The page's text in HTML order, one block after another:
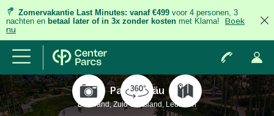
Zomervakantie Last Minutes: vanaf €499 voor 4 personen, 3
nachten en betaal later of in 3x zonder kosten met Klarna!
Boek
nu
Park Allgäu
Duitsland, Zuid-Duitsland, Leutkirch